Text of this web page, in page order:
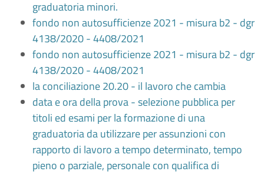
graduatoria minori.
fondo non autosufficienze 2021 - misura b2 - dgr
4138/2020 - 4408/2021
fondo non autosufficienze 2021 - misura b2 - dgr
4138/2020 - 4408/2021
la conciliazione 20.20 - il lavoro che cambia
data e ora della prova - selezione pubblica per
titoli ed esami per la formazione di una
graduatoria da utilizzare per assunzioni con
rapporto di lavoro a tempo determinato, tempo
pieno o parziale, personale con qualifica di